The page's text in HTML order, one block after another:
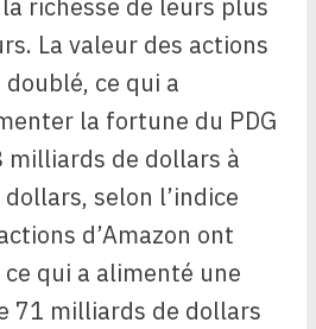
richesse de leurs plus
La valeur des actions
ce qui a
la fortune du PDG
milliards de dollars à
selon l’indice
d’Amazon ont
qui a alimenté une
71 milliards de dollars